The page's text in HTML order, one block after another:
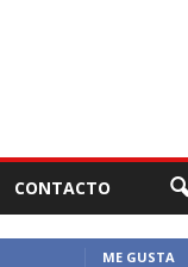
CONTACTO
ME GUSTA